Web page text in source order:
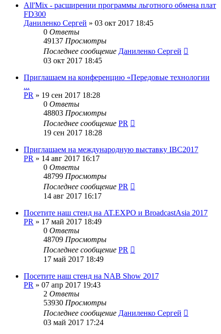
All'Mix - расширении программы льготного обмена плат
FD300
Даниленко Сергей » 03 окт 2017 18:45
0 Ответы
49137 Просмотры
Последнее сообщение Даниленко Сергей
03 окт 2017 18:45
Приглашаем на конференцию «Передовые технологии
...
PR » 19 сен 2017 18:28
0 Ответы
48803 Просмотры
Последнее сообщение PR
19 сен 2017 18:28
Приглашаем на международную выставку IBC2017
PR » 14 авг 2017 16:17
0 Ответы
48799 Просмотры
Последнее сообщение PR
14 авг 2017 16:17
Посетите наш стенд на AT.EXPO и BroadcastAsia 2017
PR » 17 май 2017 18:49
0 Ответы
48709 Просмотры
Последнее сообщение PR
17 май 2017 18:49
Посетите наш стенд на NAB Show 2017
PR » 07 апр 2017 19:43
2 Ответы
53930 Просмотры
Последнее сообщение Даниленко Сергей
03 май 2017 17:24